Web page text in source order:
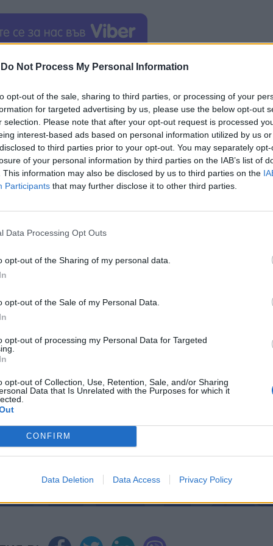
Do Not Process My Personal Information
opt-out of the sale, sharing to third parties, or processing of your
for targeted advertising by us, please use the below opt-out
selection. Please note that after your opt-out request is processed
interest-based ads based on personal information utilized by us
to third parties prior to your opt-out. You may separately
of your personal information by third parties on the IAB’s list of
This information may also be disclosed by us to third parties on the
Participants that may further disclose it to other third parties.
Data Processing Opt Outs
opt-out of the Sharing of my personal data.
opt-out of the Sale of my Personal Data.
opt-out of processing my Personal Data for Targeted
opt-out of Collection, Use, Retention, Sale, and/or Sharing
Data that Is Unrelated with the Purposes for which it
CONFIRM
Data Deletion Data Access Privacy Policy
към проблемите на тежко ранените и
не могат да осигурят добро
и крак в битката за Бахмут. Колкото до
дали да го консумирате или не. За мен
участват в рехабилитацията на военни и
. Повечето разчитат на правителствени
на социалната политика Оксана
се от протезиране. Пред украински медии
нужди
се нуждаят от протези на крайниците.
протеза варира от $ 46 000 до $ 90 000.
НОВИНИ »
Последвайте ни във
facebook